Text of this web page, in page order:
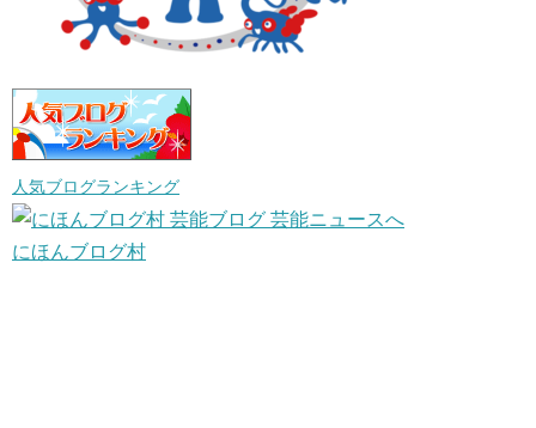
人気ブログランキング
にほんブログ村